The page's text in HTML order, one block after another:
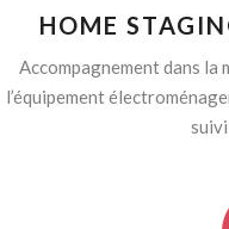
HOME
Accompagnement dans la
l’équipement